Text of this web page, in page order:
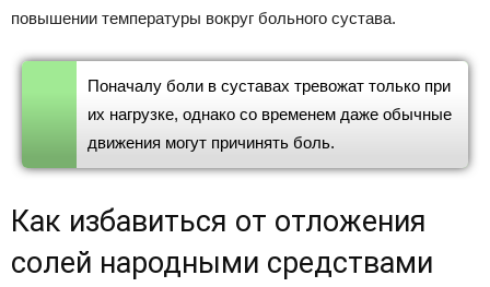
повышении температуры вокруг больного сустава.
Поначалу боли в суставах тревожат только при
их нагрузке, однако со временем даже обычные
движения могут причинять боль.
Как избавиться от отложения
солей народными средствами